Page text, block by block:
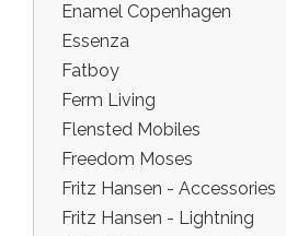
Enamel Copenhagen
Essenza
Fatboy
Ferm Living
Flensted Mobiles
Freedom Moses
Fritz Hansen - Accessories
Fritz Hansen - Lightning